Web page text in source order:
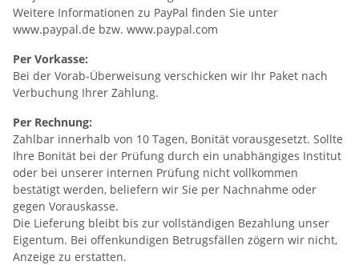
Weitere Informationen zu PayPal finden Sie unter
www.paypal.de bzw. www.paypal.com
Per Vorkasse:
Bei der Vorab-Überweisung verschicken wir Ihr Paket nach
Verbuchung Ihrer Zahlung.
Per Rechnung:
Zahlbar innerhalb von 10 Tagen, Bonität vorausgesetzt. Sollte
Ihre Bonität bei der Prüfung durch ein unabhängiges Institut
oder bei unserer internen Prüfung nicht vollkommen
bestätigt werden, beliefern wir Sie per Nachnahme oder
gegen Vorauskasse.
Die Lieferung bleibt bis zur vollständigen Bezahlung unser
Eigentum. Bei offenkundigen Betrugsfällen zögern wir nicht,
Anzeige zu erstatten.